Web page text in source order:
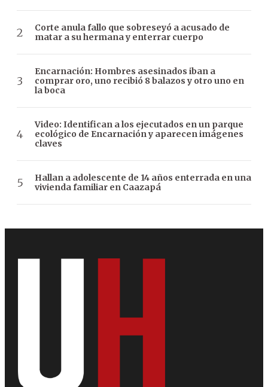
Corte anula fallo que sobreseyó a acusado de
matar a su hermana y enterrar cuerpo
Encarnación: Hombres asesinados iban a
comprar oro, uno recibió 8 balazos y otro uno en
la boca
Video: Identifican a los ejecutados en un parque
ecológico de Encarnación y aparecen imágenes
claves
Hallan a adolescente de 14 años enterrada en una
vivienda familiar en Caazapá